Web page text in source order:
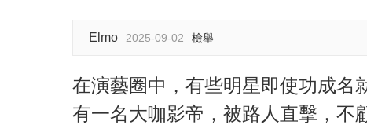
Elmo 2025-09-02 檢舉
在演藝圈中，有些明星即使功成名
有一名大咖影帝，被路人直擊，不